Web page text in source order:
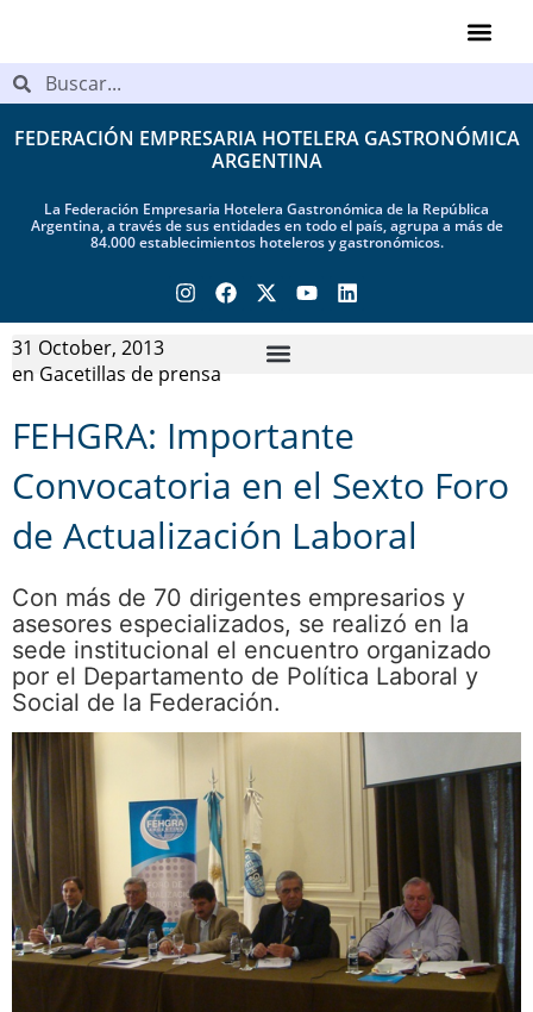
FEDERACIÓN EMPRESARIA HOTELERA GASTRONÓMICA
ARGENTINA
La Federación Empresaria Hotelera Gastronómica de la República
Argentina, a través de sus entidades en todo el país, agrupa a más de
84.000 establecimientos hoteleros y gastronómicos.
31 October, 2013
en Gacetillas de prensa
FEHGRA: Importante
Convocatoria en el Sexto Foro
de Actualización Laboral
Con más de 70 dirigentes empresarios y
asesores especializados, se realizó en la
sede institucional el encuentro organizado
por el Departamento de Política Laboral y
Social de la Federación.